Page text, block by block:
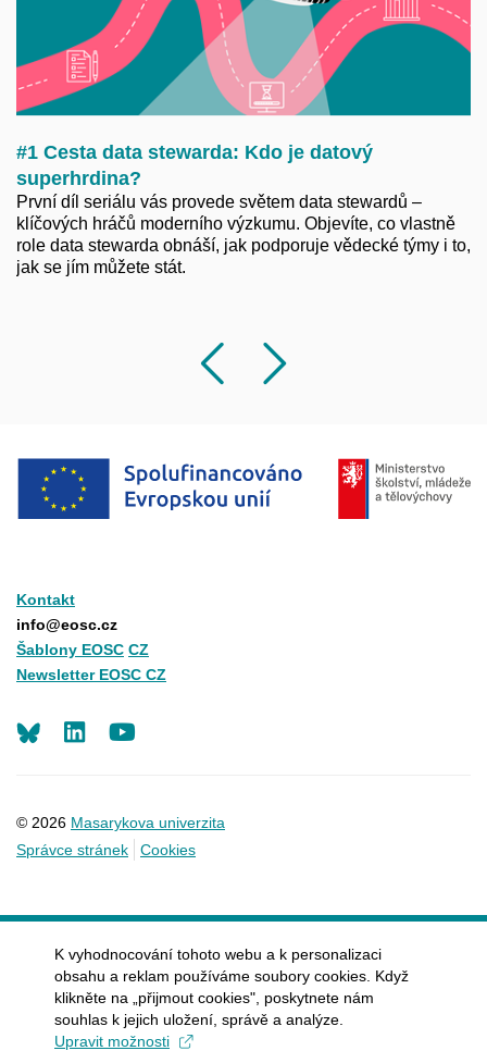
#1 Cesta data stewarda: Kdo je datový
superhrdina?
První díl seriálu vás provede světem data stewardů –
klíčových hráčů moderního výzkumu. Objevíte, co vlastně
role data stewarda obnáší, jak podporuje vědecké týmy i to,
jak se jím můžete stát.
Předchozí
Kontakt
info@eosc.cz
Šablony EOSC CZ
Newsletter EOSC CZ
© 2026 Masarykova univerzita
Správce stránek
Cookies
LinkedIn
K vyhodnocování tohoto webu a k personalizaci
obsahu a reklam používáme soubory cookies. Když
klikněte na „přijmout cookies", poskytnete nám
souhlas k jejich uložení, správě a analýze.
Upravit možnosti